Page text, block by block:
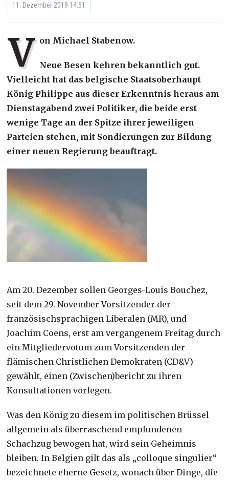
11. Dezember 2019 14:51
V on Michael Stabenow.
Neue Besen kehren bekanntlich gut.
Vielleicht hat das belgische Staatsoberhaupt
König Philippe aus dieser Erkenntnis heraus am
Dienstagabend zwei Politiker, die beide erst
wenige Tage an der Spitze ihrer jeweiligen
Parteien stehen, mit Sondierungen zur Bildung
einer neuen Regierung beauftragt.
Am 20. Dezember sollen Georges-Louis Bouchez,
seit dem 29. November Vorsitzender der
französischsprachigen Liberalen (MR), und
Joachim Coens, erst am vergangenem Freitag durch
ein Mitgliedervotum zum Vorsitzenden der
flämischen Christlichen Demokraten (CD&V)
gewählt, einen (Zwischen)bericht zu ihren
Konsultationen vorlegen.
Was den König zu diesem im politischen Brüssel
allgemein als überraschend empfundenen
Schachzug bewogen hat, wird sein Geheimnis
bleiben. In Belgien gilt das als „colloque singulier“
bezeichnete eherne Gesetz, wonach über Dinge, die